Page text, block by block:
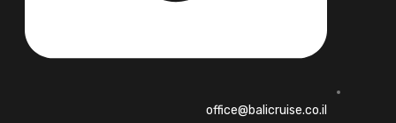
office@balicruise.co.il